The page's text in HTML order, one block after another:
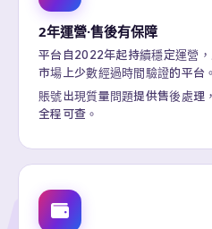
2年運營·售後有保障
平台自2022年起持續穩定運營
市場上少數經過時間驗證的平台。
賬號出現質量問題提供售後處理
全程可查。